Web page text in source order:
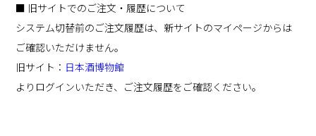
■ 旧サイトでのご注文・履歴について
システム切替前のご注文履歴は、新サイトのマイページからは
ご確認いただけません。
旧サイト： 日本酒博物館
よりログインいただき、ご注文履歴をご確認ください。